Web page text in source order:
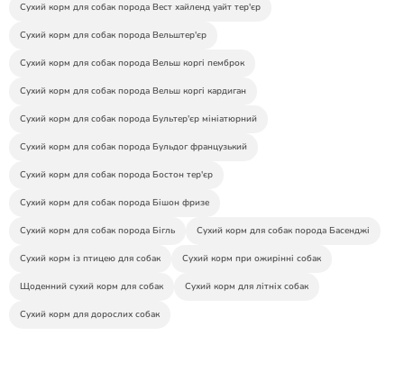
Сухий корм для собак порода Вест хайленд уайт тер'єр
Сухий корм для собак порода Вельштер'єр
Сухий корм для собак порода Вельш коргі пемброк
Сухий корм для собак порода Вельш коргі кардиган
Сухий корм для собак порода Бультер'єр мініатюрний
Сухий корм для собак порода Бульдог французький
Сухий корм для собак порода Бостон тер'єр
Сухий корм для собак порода Бішон фризе
Сухий корм для собак порода Бігль Сухий корм для собак порода Басенджі
Сухий корм із птицею для собак Сухий корм при ожирінні собак
Щоденний сухий корм для собак Сухий корм для літніх собак
Сухий корм для дорослих собак